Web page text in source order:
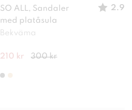
SO ALL, Sandaler
med platåsula
2.9
Bekväma
210 kr 300 kr